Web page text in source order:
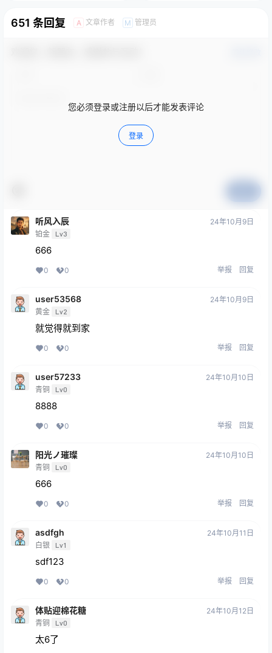
651 条回复 A 文章作者 M 管理员
您必须登录或注册以后才能发表评论
登录
听风入辰
铂金 Lv3
24年10月9日
666
0 0 举报 回复
user53568
黄金 Lv2
24年10月9日
就觉得就到家
0 0 举报 回复
user57233
青铜 Lv0
24年10月10日
8888
0 0 举报 回复
阳光ノ璀璨
青铜 Lv0
24年10月10日
666
0 0 举报 回复
asdfgh
白银 Lv1
24年10月11日
sdf123
0 0 举报 回复
体贴迎棉花糖
青铜 Lv0
24年10月12日
太6了